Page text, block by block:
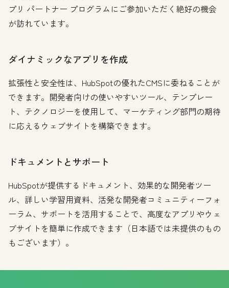
プリ パートナー プログラムにご参加いただく絶好の機会
が訪れています。
ダイナミックなアプリを作成
拡張性と安全性は、HubSpotの優れたCMSに委ねることが
できます。開発者向けの使いやすいツール、テンプレー
ト、テクノロジーを使用して、マーケティング部門の期待
に応えるウェブサイトを構築できます。
ドキュメントとサポート
HubSpotが提供するドキュメント、効果的な開発者ツー
ル、詳しい学習用資料、活発な開発者コミュニティーフォ
ーラム、サポートを活用することで、高度なアプリやウェ
ブサイトを簡単に作成できます（日本語では未提供のもの
もございます）。